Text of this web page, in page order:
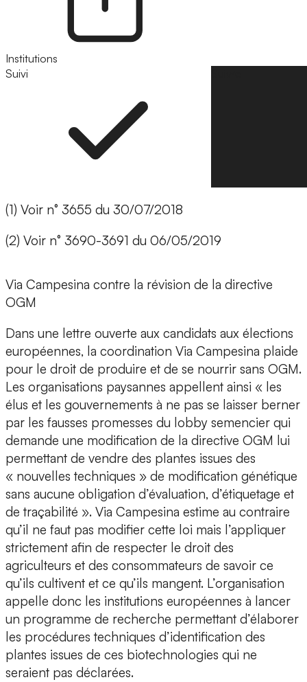
Institutions
Suivi
(1) Voir n° 3655 du 30/07/2018
(2) Voir n° 3690-3691 du 06/05/2019
Via Campesina contre la révision de la directive
OGM
Dans une lettre ouverte aux candidats aux élections
européennes, la coordination Via Campesina plaide
pour le droit de produire et de se nourrir sans OGM.
Les organisations paysannes appellent ainsi « les
élus et les gouvernements à ne pas se laisser berner
par les fausses promesses du lobby semencier qui
demande une modification de la directive OGM lui
permettant de vendre des plantes issues des
« nouvelles techniques » de modification génétique
sans aucune obligation d’évaluation, d’étiquetage et
de traçabilité ». Via Campesina estime au contraire
qu’il ne faut pas modifier cette loi mais l’appliquer
strictement afin de respecter le droit des
agriculteurs et des consommateurs de savoir ce
qu’ils cultivent et ce qu’ils mangent. L’organisation
appelle donc les institutions européennes à lancer
un programme de recherche permettant d’élaborer
les procédures techniques d’identification des
plantes issues de ces biotechnologies qui ne
seraient pas déclarées.